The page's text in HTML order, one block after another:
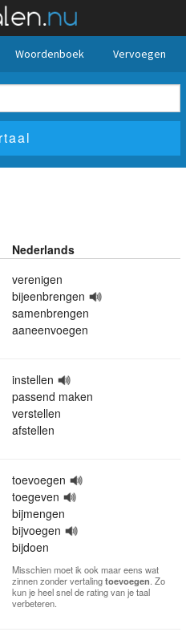
Woordenboek Vervoegen
Nederlands
verenigen
bijeenbrengen
samenbrengen
aaneenvoegen
instellen
passend maken
verstellen
afstellen
toevoegen
toegeven
bijmengen
bijvoegen
bijdoen
Misschien moet ik ook maar eens wat
zinnen zonder vertalingtoevoegen . Zo
kun je heel snel de rating van je taal
verbeteren.